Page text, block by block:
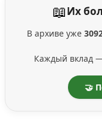
📖Их
В архиве уже
Каждый вклад
🤝